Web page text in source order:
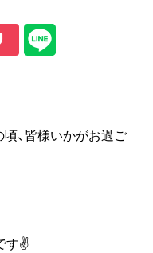
、皆様いかがお過ご
す✌